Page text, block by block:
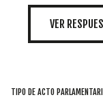
VER
TIPO DE ACTO